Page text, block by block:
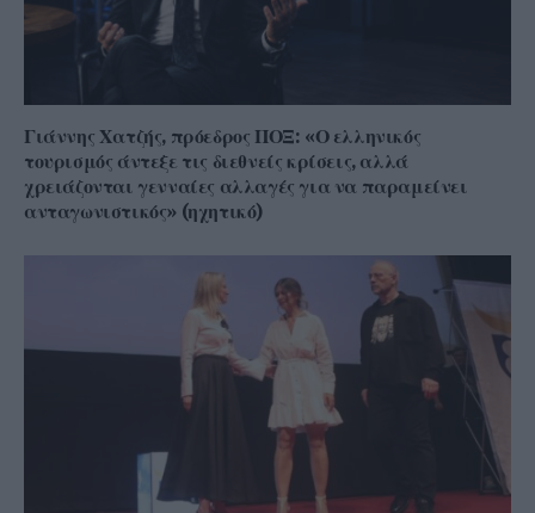
Γιάννης Χατζής, πρόεδρος ΠΟΞ: «Ο ελληνικός
τουρισμός άντεξε τις διεθνείς κρίσεις, αλλά
χρειάζονται γενναίες αλλαγές για να παραμείνει
ανταγωνιστικός» (ηχητικό)